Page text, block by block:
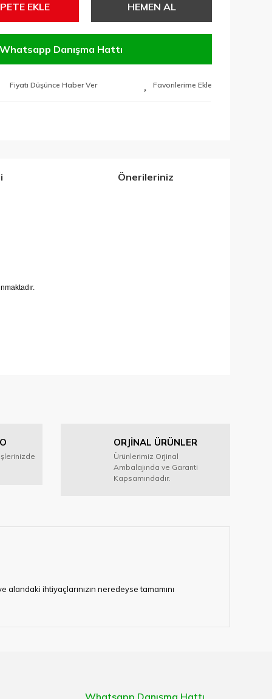
EKLE HEMEN AL
Whatsapp Danışma Hattı
Fiyatı Düşünce Haber Ver
Önerileriniz
ORJİNAL ÜRÜNLER
Ürünlerimiz Orjinal
Ambalajında ve Garanti
Kapsamındadır.
ihtiyaçlarınızın neredeyse tamamını